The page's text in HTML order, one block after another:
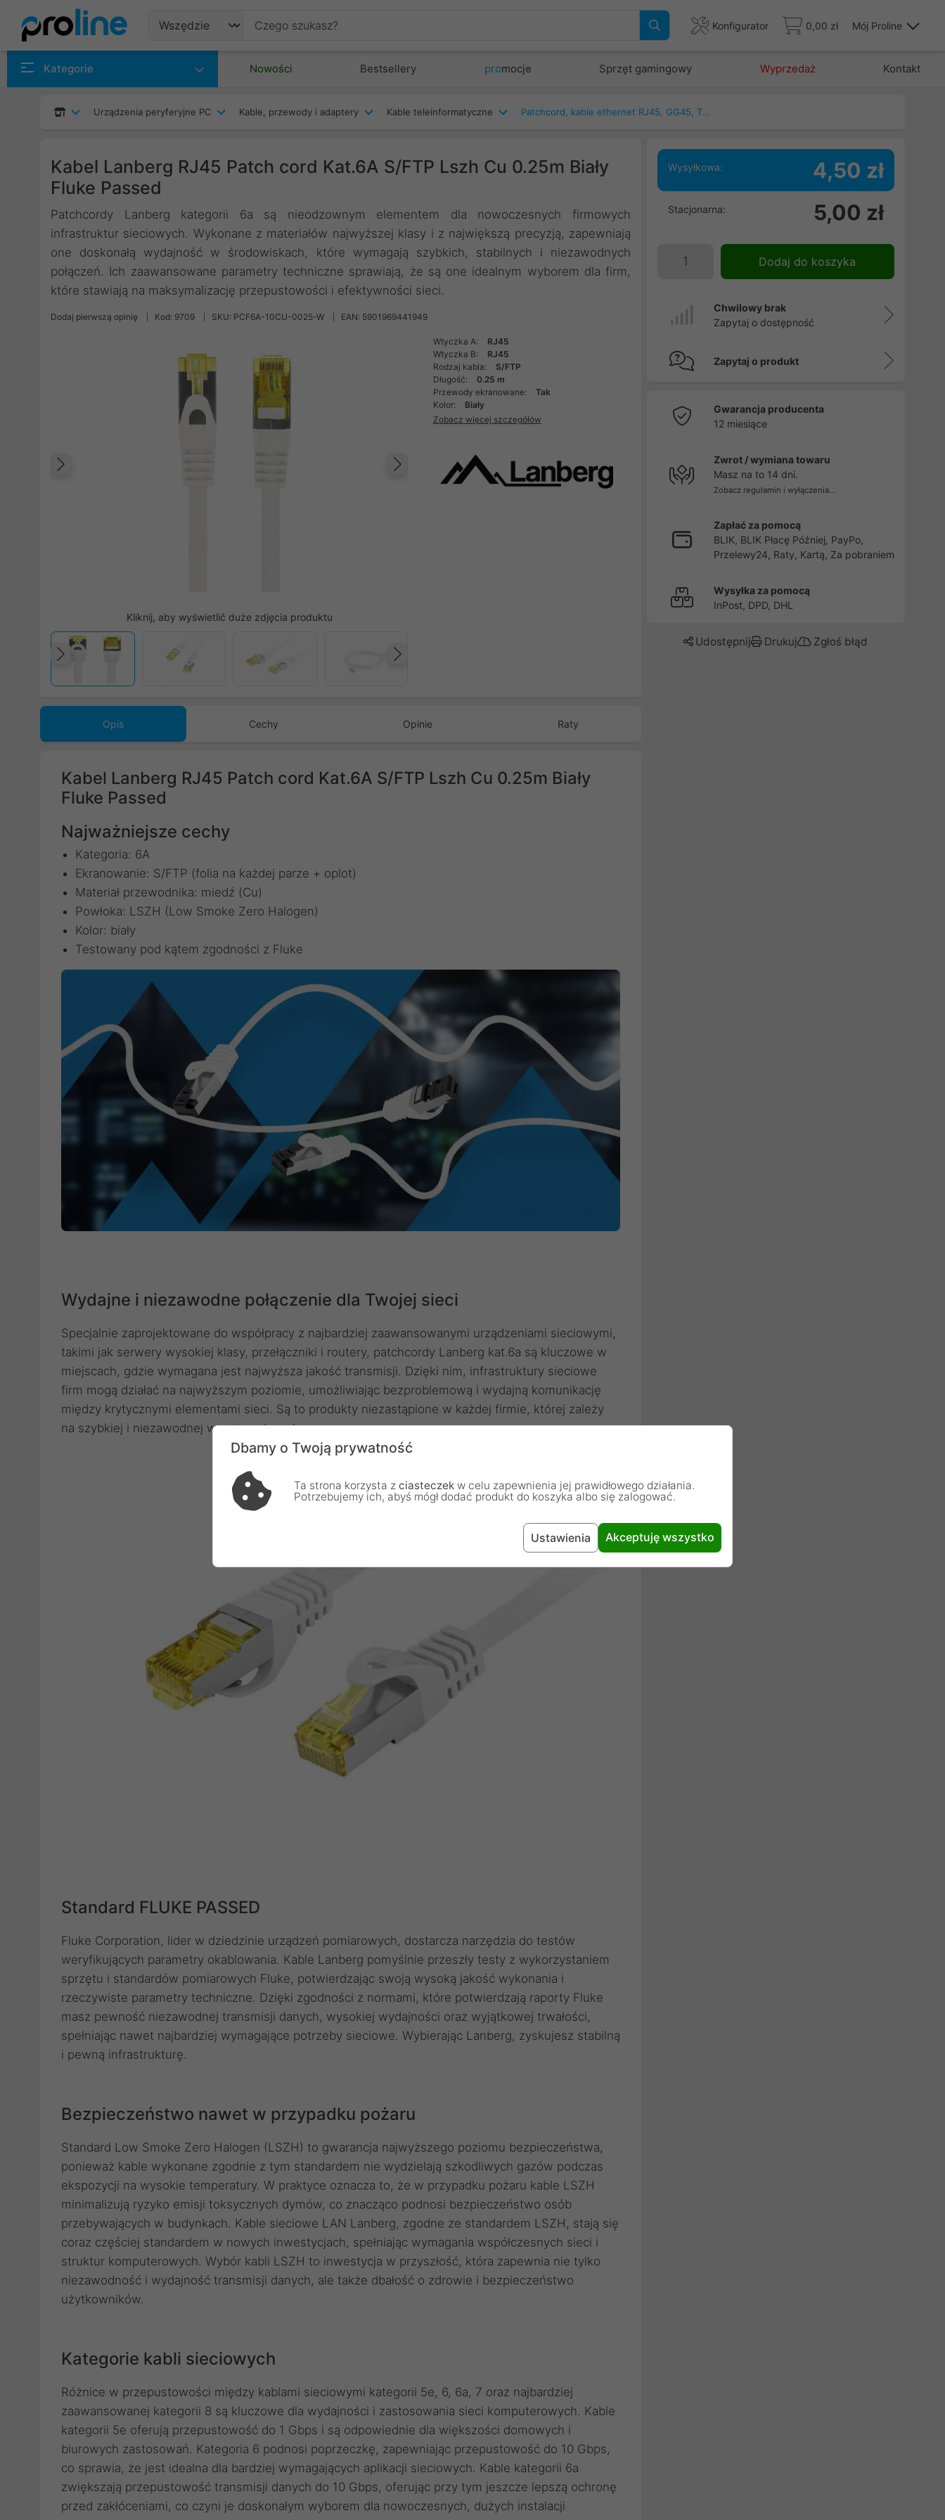
Konfigurator 0,00 zł Mój Proline
Kategorie Nowości Bestsellery promocje Sprzęt gamingowy Wyprzedaż Kontakt
Urządzenia peryferyjne PC Kable, przewody i adaptery Kable teleinformatyczne Patchcord, kable ethernet RJ45, GG45, TERA
Kabel Lanberg RJ45 Patch cord Kat.6A S/FTP Lszh Cu 0.25m Biały
Fluke Passed
Patchcordy Lanberg kategorii 6a są nieodzownym elementem dla nowoczesnych firmowych
infrastruktur sieciowych. Wykonane z materiałów najwyższej klasy i z największą precyzją, zapewniają
one doskonałą wydajność w środowiskach, które wymagają szybkich, stabilnych i niezawodnych
połączeń. Ich zaawansowane parametry techniczne sprawiają, że są one idealnym wyborem dla firm,
które stawiają na maksymalizację przepustowości i efektywności sieci.
Dodaj pierwszą opinię Kod: 9709 SKU: PCF6A-10CU-0025-W EAN: 5901969441949
Następny
Kliknij, aby wyświetlić duże zdjęcia produktu
Poprzedni
Wtyczka A:
RJ45
Wtyczka B:
RJ45
Rodzaj kabla:
S/FTP
Długość:
0.25 m
Przewody ekranowane:
Tak
Kolor:
Biały
Zobacz więcej szczegółów
Opis Cechy Opinie Raty
Kabel Lanberg RJ45 Patch cord Kat.6A S/FTP Lszh Cu 0.25m Biały
Fluke Passed
Najważniejsze cechy
Kategoria: 6A​
Ekranowanie: S/FTP (folia na każdej parze + oplot)​
Materiał przewodnika: miedź (Cu)​
Powłoka: LSZH (Low Smoke Zero Halogen)​
Kolor: biały​
Testowany pod kątem zgodności z Fluke
Wydajne i niezawodne połączenie dla Twojej sieci
Specjalnie zaprojektowane do współpracy z najbardziej zaawansowanymi urządzeniami sieciowymi,
takimi jak serwery wysokiej klasy, przełączniki i routery, patchcordy Lanberg kat.6a są kluczowe w
miejscach, gdzie wymagana jest najwyższa jakość transmisji. Dzięki nim, infrastruktury sieciowe
firm mogą działać na najwyższym poziomie, umożliwiając bezproblemową i wydajną komunikację
między krytycznymi elementami sieci. Są to produkty niezastąpione w każdej firmie, której zależy
na szybkiej i niezawodnej wymiany danych.
Standard FLUKE PASSED
Fluke Corporation, lider w dziedzinie urządzeń pomiarowych, dostarcza narzędzia do testów
weryfikujących parametry okablowania. Kable Lanberg pomyślnie przeszły testy z wykorzystaniem
sprzętu i standardów pomiarowych Fluke, potwierdzając swoją wysoką jakość wykonania i
rzeczywiste parametry techniczne. Dzięki zgodności z normami, które potwierdzają raporty Fluke
masz pewność niezawodnej transmisji danych, wysokiej wydajności oraz wyjątkowej trwałości,
spełniając nawet najbardziej wymagające potrzeby sieciowe. Wybierając Lanberg, zyskujesz stabilną
i pewną infrastrukturę.
Bezpieczeństwo nawet w przypadku pożaru
Standard Low Smoke Zero Halogen (LSZH) to gwarancja najwyższego poziomu bezpieczeństwa,
ponieważ kable wykonane zgodnie z tym standardem nie wydzielają szkodliwych gazów podczas
ekspozycji na wysokie temperatury. W praktyce oznacza to, że w przypadku pożaru kable LSZH
minimalizują ryzyko emisji toksycznych dymów, co znacząco podnosi bezpieczeństwo osób
przebywających w budynkach. Kable sieciowe LAN Lanberg, zgodne ze standardem LSZH, stają się
coraz częściej standardem w nowych inwestycjach, spełniając wymagania współczesnych sieci i
struktur komputerowych. Wybór kabli LSZH to inwestycja w przyszłość, która zapewnia nie tylko
niezawodność i wydajność transmisji danych, ale także dbałość o zdrowie i bezpieczeństwo
użytkowników.
Kategorie kabli sieciowych
Różnice w przepustowości między kablami sieciowymi kategorii 5e, 6, 6a, 7 oraz najbardziej
zaawansowanej kategorii 8 są kluczowe dla wydajności i zastosowania sieci komputerowych. Kable
kategorii 5e oferują przepustowość do 1 Gbps i są odpowiednie dla większości domowych i
biurowych zastosowań. Kategoria 6 podnosi poprzeczkę, zapewniając przepustowość do 10 Gbps,
co sprawia, że jest idealna dla bardziej wymagających aplikacji sieciowych. Kable kategorii 6a
zwiększają przepustowość transmisji danych do 10 Gbps, oferując przy tym jeszcze lepszą ochronę
przed zakłóceniami, co czyni je doskonałym wyborem dla nowoczesnych, dużych instalacji
Wysyłkowa: 4,50 zł
Stacjonarna: 5,00 zł
Dodaj do koszyka
Chwilowy brak
Zapytaj o dostępność
Zapytaj o produkt
Gwarancja producenta
12 miesiące
Zwrot / wymiana towaru
Masz na to 14 dni.
Zobacz regulamin i wyłączenia...
Zapłać za pomocą
BLIK, BLIK Płacę Później, PayPo,
Przelewy24, Raty, Kartą, Za pobraniem
Wysyłka za pomocą
InPost, DPD, DHL
Udostępnij Drukuj Zgłoś błąd
Dbamy o Twoją prywatność
Ta strona korzysta z ciasteczek w celu zapewnienia jej prawidłowego działania.
Potrzebujemy ich, abyś mógł dodać produkt do koszyka albo się zalogować.
Ustawienia Akceptuję wszystko